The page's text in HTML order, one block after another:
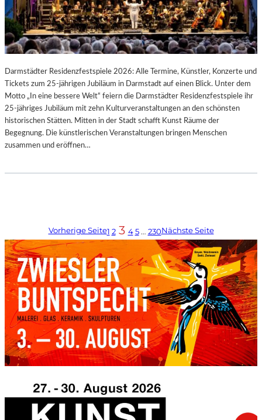
Darmstädter Residenzfestspiele 2026: Alle Termine, Künstler, Konzerte und
Tickets zum 25-jährigen Jubiläum in Darmstadt auf einen Blick. Unter dem
Motto „In eine bessere Welt“ feiern die Darmstädter Residenzfestspiele ihr
25-jähriges Jubiläum mit zehn Kulturveranstaltungen an den schönsten
historischen Stätten. Mitten in der Stadt schafft Kunst Räume der
Begegnung. Die künstlerischen Veranstaltungen bringen Menschen
zusammen und eröffnen…
Vorherige Seite1 2 3 4 5 … 230Nächste Seite